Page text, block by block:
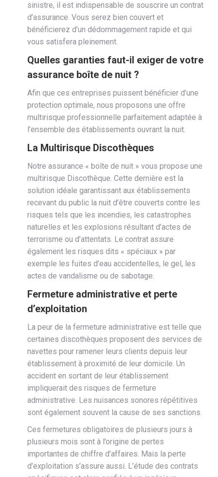
sinistre, il est indispensable de souscrire un contrat
d’assurance. Vous serez bien couvert et
bénéficierez d’un dédommagement rapide et qui
vous satisfera pleinement.
Quelles garanties faut-il exiger de votre
assurance boîte de nuit ?
Afin que ces entreprises puissent bénéficier d’une
protection optimale, nous proposons une offre
multirisque professionnelle parfaitement adaptée à
l’ensemble des établissements ouvrant la nuit.
La Multirisque Discothèques
Notre assurance « boîte de nuit » vous propose une
multirisque Discothèque. Cette dernière est la
solution idéale garantissant aux établissements
recevant du public la nuit d’être couverts contre les
risques tels que les incendies, les catastrophes
naturelles et les explosions résultant d’actes de
terrorisme ou d’attentats. Le contrat assure
également les risques dits « spéciaux » par
exemple les fuites d’eau accidentelles, le gel, les
actes de vandalisme ou de sabotage.
Fermeture administrative et perte
d’exploitation
La peur de la fermeture administrative est telle que
certaines discothèques proposent des services de
navettes pour ramener leurs clients depuis leur
établissement à proximité de leur domicile. Un
accident en sortant de leur établissement
impliquerait des risques de fermeture
administrative. Les nuisances sonores répétitives
sont également souvent la cause de ses sanctions.
Ces fermetures obligatoires de plusieurs jours à
plusieurs mois sont à l’origine de pertes
importantes de chiffre d’affaires. Mais la perte
d’exploitation s’assure aussi. L’étude des contrats